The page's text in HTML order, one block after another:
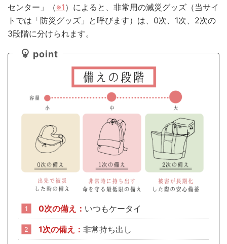
センター」（※1）によると、非常用の減災グッズ（当サイ
トでは「防災グッズ」と呼びます）は、0次、1次、2次の
3段階に分けられます。
point
0次の備え： いつもケータイ
1次の備え： 非常持ち出し